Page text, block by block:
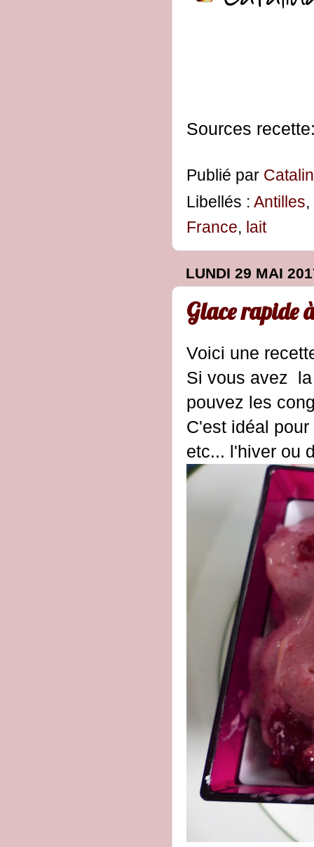
Sources
Publié par
Libellés : Antilles,
France, lait
LUNDI 29 MAI
Glace rapide
Voici une
Si vous avez
pouvez les
C'est idéal
etc... l'hiver ou